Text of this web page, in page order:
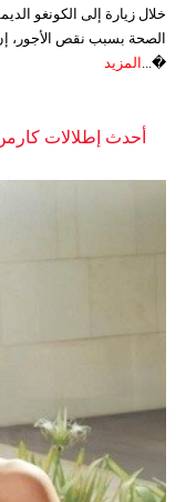
خلال زيارة إلى الكونغو
الصحة بسبب نقص الأجور،
�... المزيد
أحدث إطلالات